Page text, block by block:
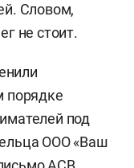
Словом,
не стоит.
порядке
под
ООО «Ваш